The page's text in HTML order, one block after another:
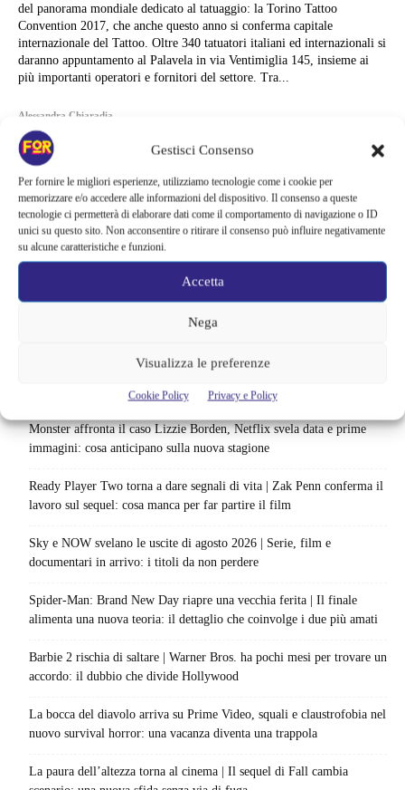
Gestisci Consenso
Per fornire le migliori esperienze, utilizziamo tecnologie come i cookie per
memorizzare e/o accedere alle informazioni del dispositivo. Il consenso a queste
tecnologie ci permetterà di elaborare dati come il comportamento di navigazione o ID
unici su questo sito. Non acconsentire o ritirare il consenso può influire negativamente
su alcune caratteristiche e funzioni.
Accetta
Nega
Visualizza le preferenze
Cookie Policy Privacy e Policy
del panorama mondiale dedicato al tatuaggio: la Torino Tattoo
Convention 2017, che anche questo anno si conferma capitale
internazionale del Tattoo. Oltre 340 tatuatori italiani ed internazionali si
daranno appuntamento al Palavela in via Ventimiglia 145, insieme ai
più importanti operatori e fornitori del settore. Tra...
Alessandra Chiaradia
Monster affronta il caso Lizzie Borden, Netflix svela data e prime
immagini: cosa anticipano sulla nuova stagione
Ready Player Two torna a dare segnali di vita | Zak Penn conferma il
lavoro sul sequel: cosa manca per far partire il film
Sky e NOW svelano le uscite di agosto 2026 | Serie, film e
documentari in arrivo: i titoli da non perdere
Spider-Man: Brand New Day riapre una vecchia ferita | Il finale
alimenta una nuova teoria: il dettaglio che coinvolge i due più amati
Barbie 2 rischia di saltare | Warner Bros. ha pochi mesi per trovare un
accordo: il dubbio che divide Hollywood
La bocca del diavolo arriva su Prime Video, squali e claustrofobia nel
nuovo survival horror: una vacanza diventa una trappola
La paura dell’altezza torna al cinema | Il sequel di Fall cambia